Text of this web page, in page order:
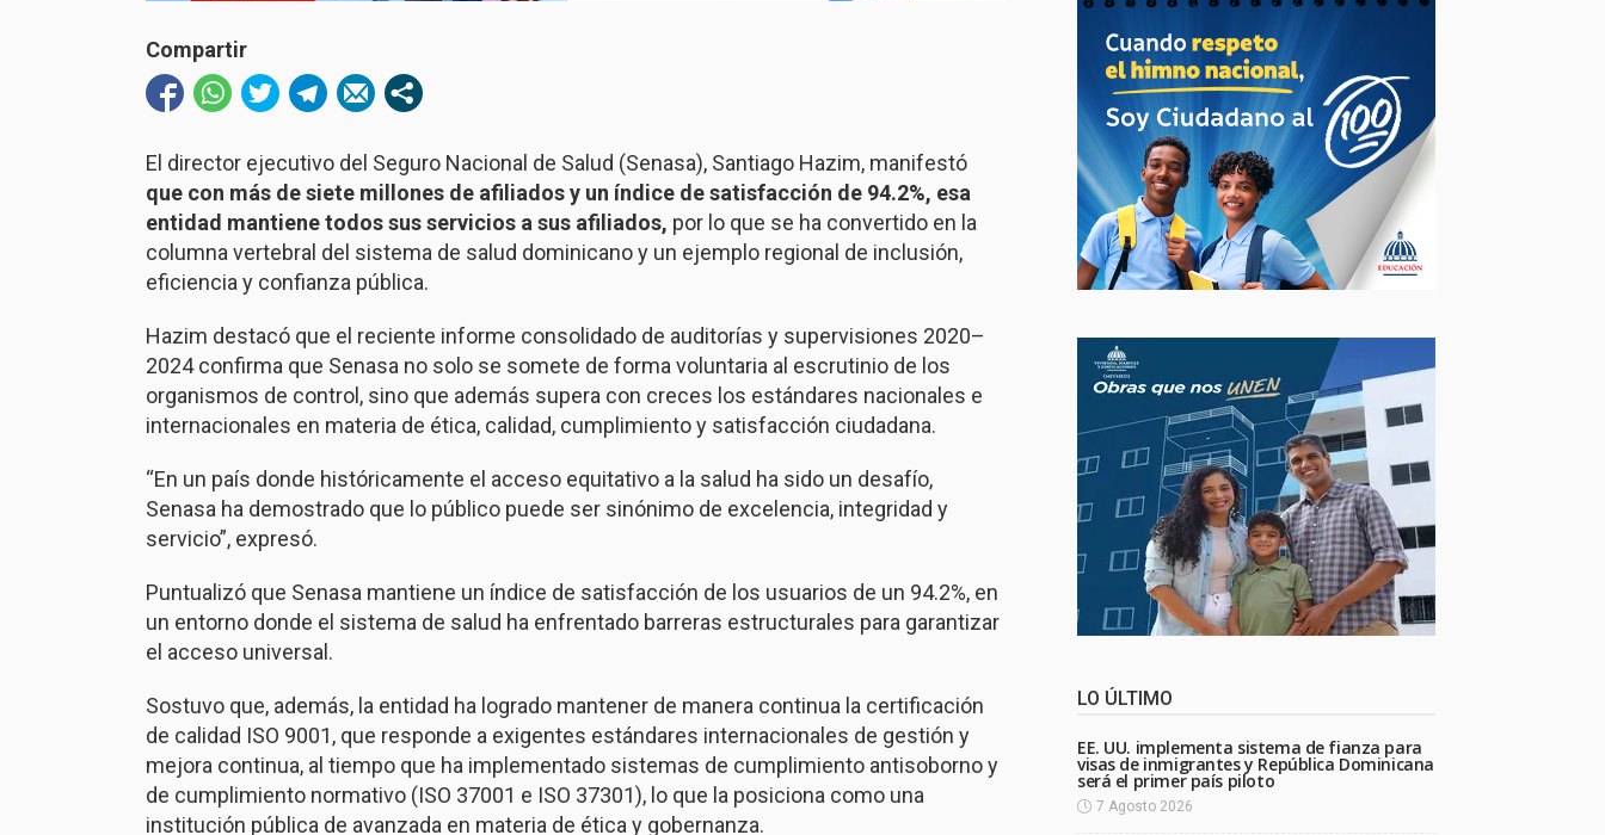
Compartir
El director ejecutivo del Seguro Nacional de Salud (Senasa), Santiago Hazim, manifestó
que con más de siete millones de afiliados y un índice de satisfacción de 94.2%, esa
entidad mantiene todos sus servicios a sus afiliados, por lo que se ha convertido en la
columna vertebral del sistema de salud dominicano y un ejemplo regional de inclusión,
eficiencia y confianza pública.
Hazim destacó que el reciente informe consolidado de auditorías y supervisiones 2020–
2024 confirma que Senasa no solo se somete de forma voluntaria al escrutinio de los
organismos de control, sino que además supera con creces los estándares nacionales e
internacionales en materia de ética, calidad, cumplimiento y satisfacción ciudadana.
“En un país donde históricamente el acceso equitativo a la salud ha sido un desafío,
Senasa ha demostrado que lo público puede ser sinónimo de excelencia, integridad y
servicio”, expresó.
Puntualizó que Senasa mantiene un índice de satisfacción de los usuarios de un 94.2%, en
un entorno donde el sistema de salud ha enfrentado barreras estructurales para garantizar
el acceso universal.
Sostuvo que, además, la entidad ha logrado mantener de manera continua la certificación
de calidad ISO 9001, que responde a exigentes estándares internacionales de gestión y
mejora continua, al tiempo que ha implementado sistemas de cumplimiento antisoborno y
de cumplimiento normativo (ISO 37001 e ISO 37301), lo que la posiciona como una
institución pública de avanzada en materia de ética y gobernanza.
LO ÚLTIMO
EE. UU. implementa sistema de fianza para
visas de inmigrantes y República Dominicana
será el primer país piloto
7 Agosto 2026